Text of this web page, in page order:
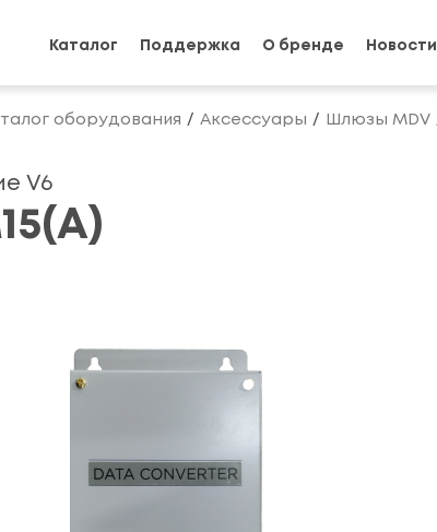
Каталог Поддержка О бренде Новости
оборудования Аксессуары Шлюзы MDV
V6